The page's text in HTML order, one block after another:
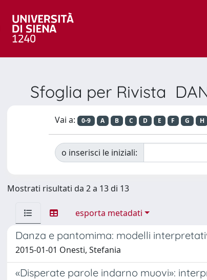
Sfoglia per Rivista
Vai a: 0-9 A B C D E F G H
o inserisci le iniziali:
Mostrati risultati da 2 a 13 di 13
esporta metadati
Danza e pantomima: modelli
2015-01-01 Onesti, Stefania
«Disperate parole indarno muovi»: